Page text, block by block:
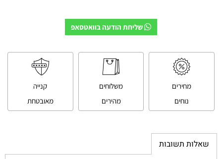
שליחת הודעה בוואטסאפ
מחירים
נוחים
משלוחים
מהירים
קנייה
מאובטחת
שאלות תשובות